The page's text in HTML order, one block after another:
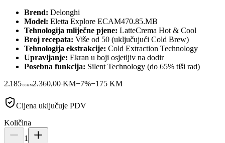
Brend: Delonghi
Model: Eletta Explore ECAM470.85.MB
Tehnologija mliječne pjene: LatteCrema Hot & Cool
Broj recepata: Više od 50 (uključujući Cold Brew)
Tehnologija ekstrakcije: Cold Extraction Technology
Upravljanje: Ekran u boji osjetljiv na dodir
Posebna funkcija: Silent Technology (do 65% tiši rad)
2.185 00KM2.360,00 KM−7%−175KM
Cijena uključuje PDV
Količina
1